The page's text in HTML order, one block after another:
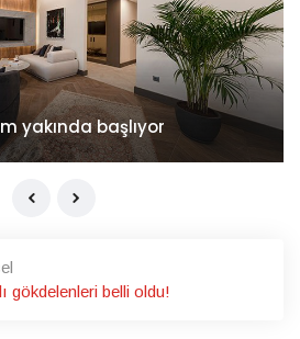
yakında başlıyor
gökdelenleri belli oldu!